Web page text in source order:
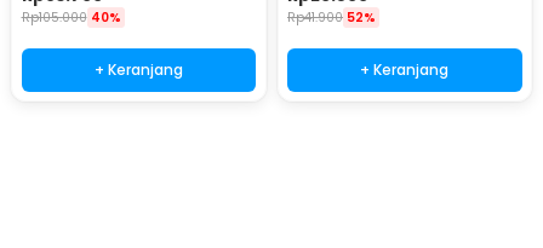
Rp105.000 40%
+ Keranjang
Rp41.900 52%
+ Keranjang